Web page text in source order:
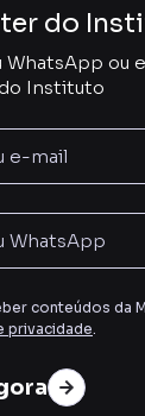
do
WhatsApp ou
Instituto
conteúdos da
privacidade.